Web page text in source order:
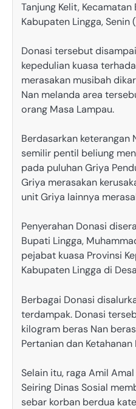
Tanjung Kelit, Kecamatan
Kabupaten Lingga, Senin
Donasi tersebut
kepedulian kuasa
merasakan musibah
Nan melanda area
orang Masa Lampau.
Berdasarkan keterangan
semilir pentil beliung
pada puluhan Griya
Griya merasakan
unit Griya lainnya
Penyerahan Donasi
Bupati Lingga,
pejabat kuasa Provinsi
Kabupaten Lingga di
Berbagai Donasi
terdampak. Donasi
kilogram beras Nan
Pertanian dan Ketahanan
Selain itu, raga Amil
Seiring Dinas Sosial
sebar korban berdua